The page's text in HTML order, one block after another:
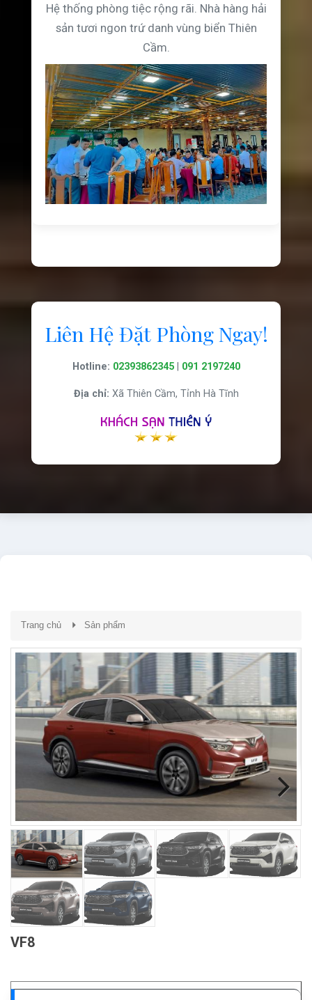
Hệ thống phòng tiệc rộng rãi. Nhà hàng hải
sản tươi ngon trứ danh vùng biển Thiên
Cầm.
Liên Hệ Đặt Phòng Ngay!
Hotline: 02393862345| 091 2197240
Địa chỉ: Xã Thiên Cầm, Tỉnh Hà Tĩnh
Trang chủ Sản phẩm
Next
VF8